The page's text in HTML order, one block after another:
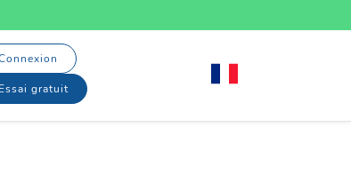
Essai gratuit